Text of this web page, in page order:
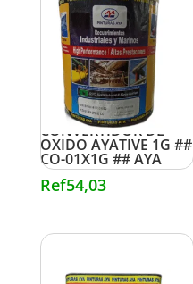
CONVERTIDOR DE
OXIDO AYATIVE 1G ##
CO-01X1G ## AYA
Ref54,03